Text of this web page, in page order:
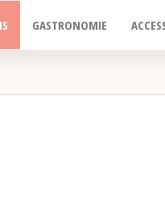
GASTRONOMIE